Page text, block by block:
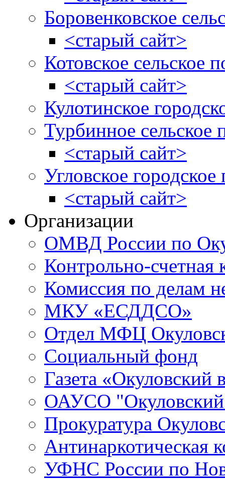
Боровенковское
<старый сайт>
Котовское сельское
<старый сайт>
Кулотинское
Турбинное сельское
<старый сайт>
Угловское городское
<старый сайт>
Организации
ОМВД России по
Контрольно-счетная
Комиссия по делам
МКУ «ЕСДДСО»
Отдел МФЦ
Социальный фонд
Газета «Окуловский
ОАУСО
Прокуратура
Антинаркотическая
УФНС России по